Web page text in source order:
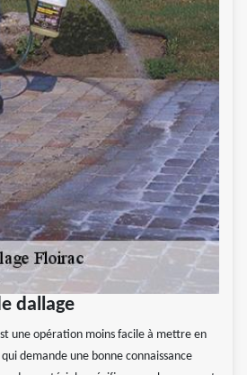
dallage
une opération moins facile à mettre en
demande une bonne connaissance